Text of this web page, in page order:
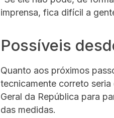
imprensa, fica difícil a
Possíveis
Quanto aos próximos
tecnicamente correto
Geral da República para
das medidas.